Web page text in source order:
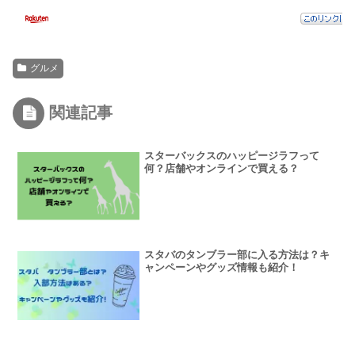
グルメ
関連記事
スターバックスのハッピージラフって
何？店舗やオンラインで買える？
スタバのタンブラー部に入る方法は？キ
ャンペーンやグッズ情報も紹介！